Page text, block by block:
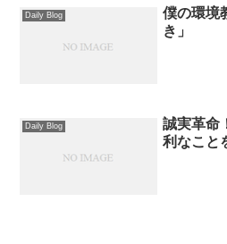
Daily Blog
僕の環境
き」
Daily Blog
誠実革命
利なこと